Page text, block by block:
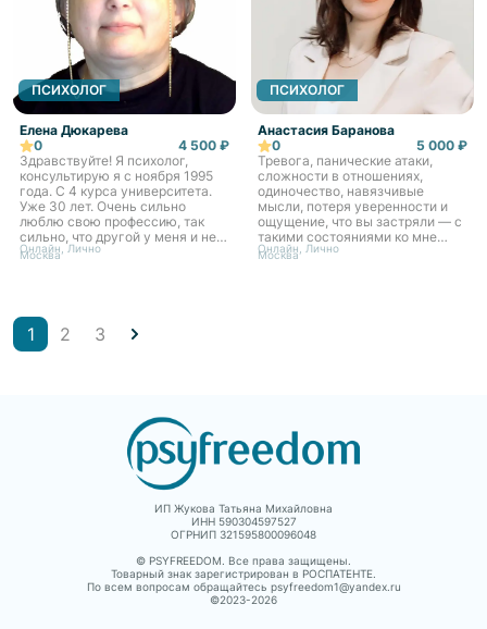
ПСИХОЛОГ
Елена Дюкарева
0
4 500 ₽
Здравствуйте! Я психолог,
консультирую я с ноября 1995
года. С 4 курса университета.
Уже 30 лет. Очень сильно
люблю свою профессию, так
сильно, что другой у меня и нет.
Психологическое - моё
Онлайн, Лично
Москва
ПСИХОЛОГ
Анастасия Баранова
0
5 000 ₽
Тревога, панические атаки,
сложности в отношениях,
одиночество, навязчивые
мысли, потеря уверенности и
ощущение, что вы застряли — с
такими состояниями ко мне
часто приходят клиенты,
Онлайн, Лично
Москва
1 2 3
ИП Жукова Татьяна Михайловна
ИНН 590304597527
ОГРНИП 321595800096048
© PSYFREEDOM. Все права защищены.
Товарный знак зарегистрирован в РОСПАТЕНТЕ.
По всем вопросам обращайтесь psyfreedom1@yandex.ru
©2023-2026